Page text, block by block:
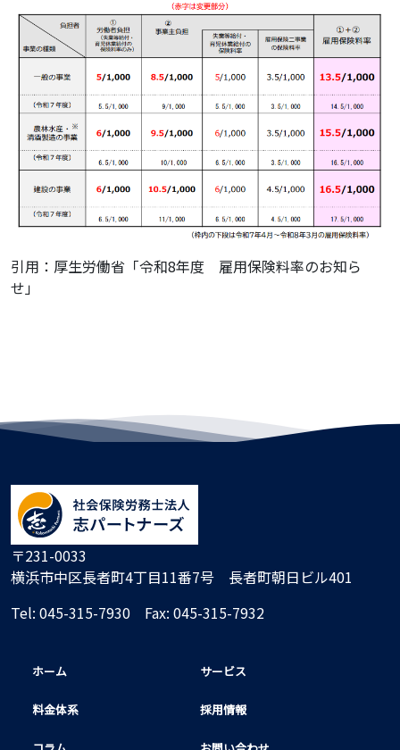
引用：厚生労働省「令和8年度 雇用保険料率のお知ら
せ」
〒231-0033
横浜市中区長者町4丁目11番7号 長者町朝日ビル401
Tel: 045-315-7930 Fax: 045-315-7932
ホーム サービス
料金体系 採用情報